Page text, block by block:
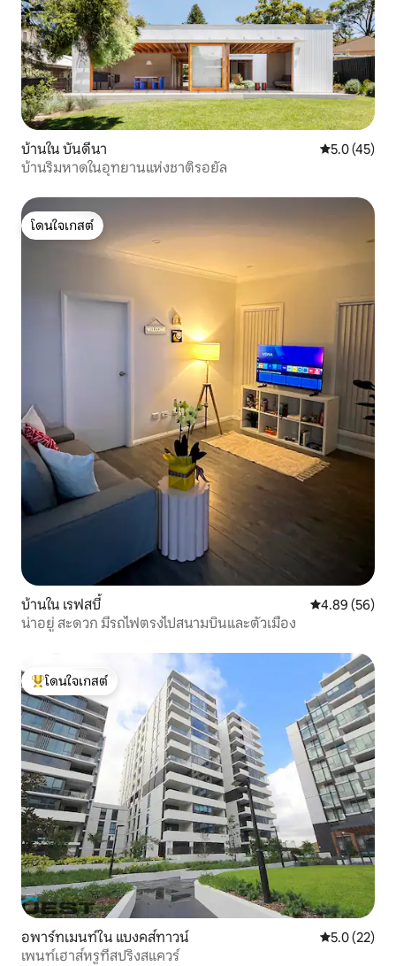
บ้านใน บันดีนา คะแนนเฉลี่ย
5.0 (45)
บ้านริมหาดในอุทยานแห่งชาติรอยัล
โดนใจเกสต์
โดนใจเกสต์
บ้านใน เรฟสบี้ คะแนนเฉลี่ย
4.89 (56)
น่าอยู่ สะดวก มีรถไฟตรงไปสนามบินและตัวเมือง
โดนใจเกสต์ที่สุด
โดนใจเกสต์
อพาร์ทเมนท์ใน แบงคส์ทาวน์ คะแนนเฉลี่ย
5.0 (22)
เพนท์เฮาส์หรูที่สปริงสแควร์